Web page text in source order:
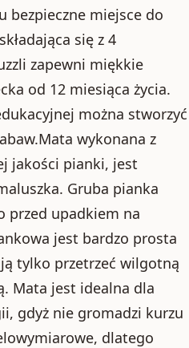
bezpieczne miejsce do
się z 4
zapewni miękkie
od 12 miesiąca życia.
można stworzyć
wykonana z
jakości pianki, jest
Gruba pianka
przed upadkiem na
jest bardzo prosta
tylko przetrzeć wilgotną
Mata jest idealna dla
gdyż nie gromadzi kurzu
dlatego